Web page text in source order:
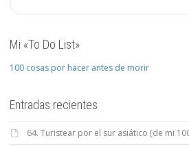
Mi «To Do List»
100 cosas por hacer antes de morir
Entradas recientes
64. Turistear por el sur asiático [de mi